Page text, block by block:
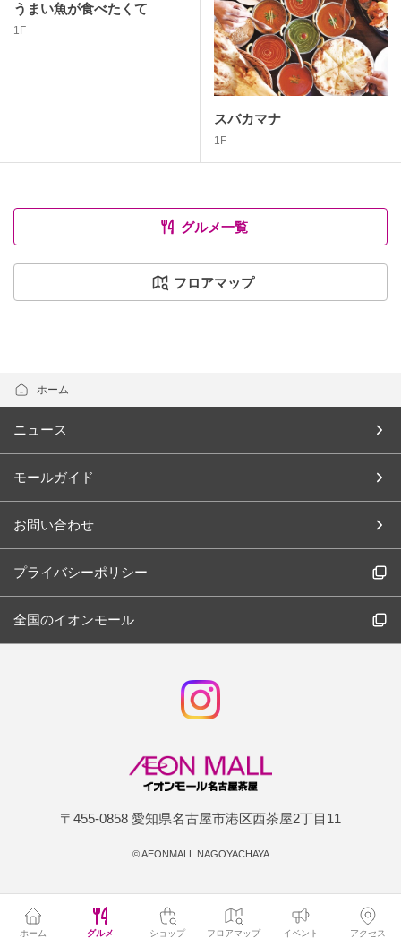
うまい魚が食べたくて
1F
スバカマナ
1F
グルメ一覧
フロアマップ
ホーム
ニュース
モールガイド
お問い合わせ
プライバシーポリシー
全国のイオンモール
〒455-0858 愛知県名古屋市港区西茶屋2丁目11
©AEONMALL NAGOYACHAYA
ホーム グルメ ショップ フロアマップ イベント アクセス